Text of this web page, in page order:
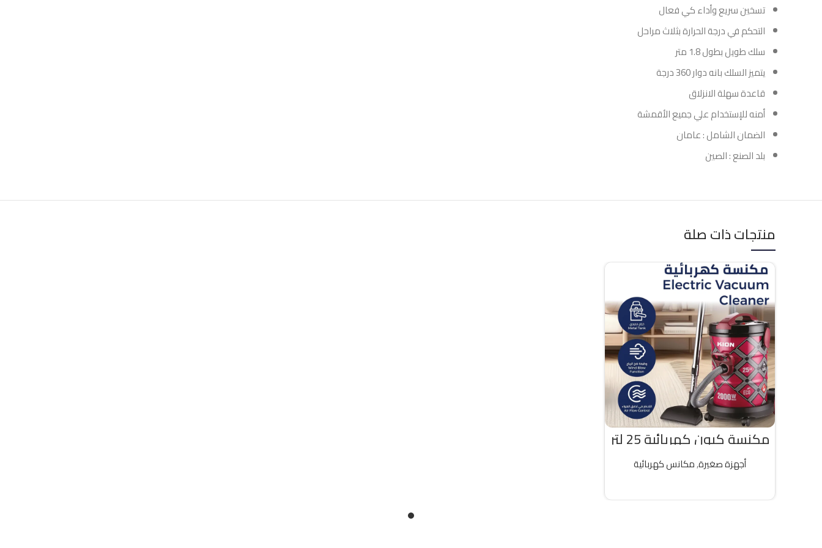
تسخين سريع وأداء كي فعال
التحكم في درجة الحرارة بثلاث مراحل
سلك طويل بطول 1.8 متر
يتميز السلك بانه دوار 360 درجة
قاعدة سهلة الانزلاق
أمنه للإستخدام علي جميع الأقمشة
الضمان الشامل : عامان
بلد الصنع : الصين
منتجات ذات صلة
مكنسة كيون كهربائية 25 لتر 2000 واط تركى
أجهزة صغيرة,مكانس كهربائية